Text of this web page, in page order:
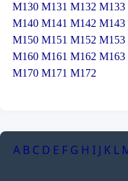
M130 M131 M132 M133
M140 M141 M142 M143
M150 M151 M152 M153
M160 M161 M162 M163
M170 M171 M172
A B C D E F G H I J K L